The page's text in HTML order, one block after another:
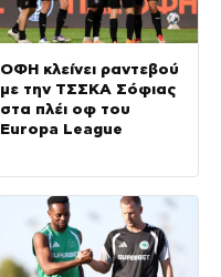
ΟΦΗ κλείνει ραντεβού
με την ΤΣΣΚΑ Σόφιας
στα πλέι οφ του
Europa League